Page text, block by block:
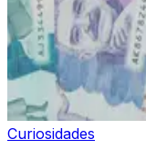
Curiosidades